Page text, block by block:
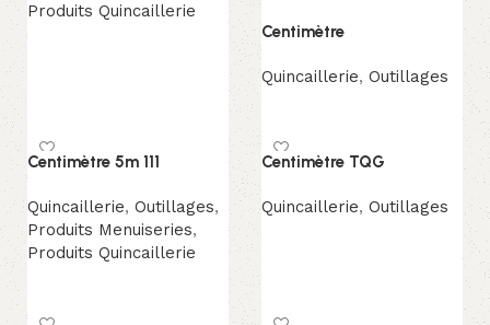
Produits Quincaillerie
Centimètre
Quincaillerie, Outillages
Centimètre 5m 111
Quincaillerie, Outillages,
Produits Menuiseries,
Produits Quincaillerie
Centimètre TQG
Quincaillerie, Outillages